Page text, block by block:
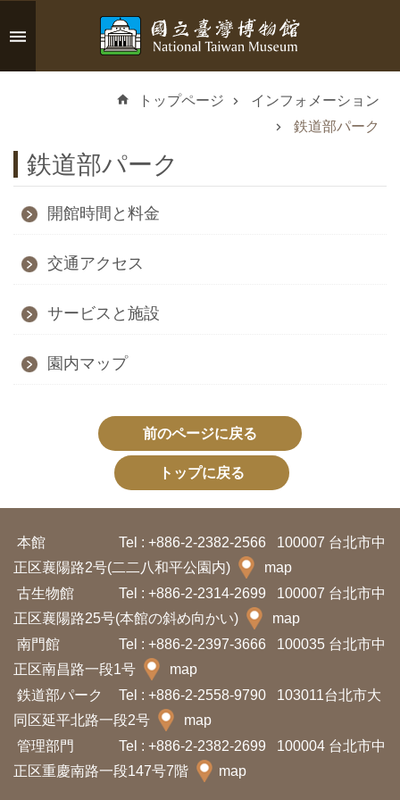
メインのコンテンツブロックにジャンプします
ン
ォ
ー
情
報
学
習
リ
ソ
ー
ス
トップページ
インフォメーション
鉄道部パーク
鉄道部パーク
開館時間と料金
交通アクセス
サービスと施設
園内マップ
前のページに戻る
トップに戻る
本館 Tel : +886-2-2382-2566
100007 台北市中
正区襄陽路2号(二二八和平公園内)
map
古生物館
Tel : +886-2-2314-2699
100007 台北市中
正区襄陽路25号(本館の斜め向かい)
map
南門館
Tel : +886-2-2397-3666
100035 台北市中
正区南昌路一段1号
map
鉄道部パーク
Tel : +886-2-2558-9790
103011台北市大
同区延平北路一段2号
map
管理部門
Tel : +886-2-2382-2699
100004 台北市中
正区重慶南路一段147号7階
map